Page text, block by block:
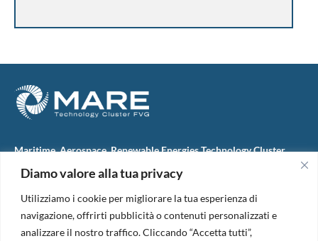
Diamo valore alla tua privacy
Utilizziamo i cookie per migliorare la tua esperienza di
navigazione, offrirti pubblicità o contenuti personalizzati e
analizzare il nostro traffico. Cliccando “Accetta tutti”,
Maritime, Aerospace, Renewable Energies Technology Cluster
M.A.R.E. TC FVG S.c.ar.l.
34074 Monfalcone (Italy)
tel. +39 0481 723440
Codice Fiscale e Partita Iva: 01138620313